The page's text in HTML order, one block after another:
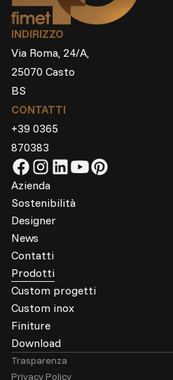
INDIRIZZO
Via Roma, 24/A,
25070 Casto
BS
CONTATTI
+39 0365
870383
Azienda
Sostenibilità
Designer
News
Contatti
Prodotti
Custom progetti
Custom inox
Finiture
Download
Trasparenza
Privacy Policy